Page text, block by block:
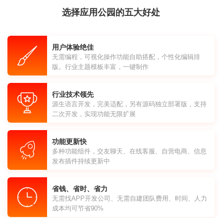
选择应用公园的五大好处
用户体验绝佳
无需编程，可视化操作功能自助搭配，个性化编辑排
版。行业主题模板丰富，一键制作
行业技术领先
源生语言开发，完美适配，另有源码独立部署版，支持
二次开发，实现功能无限扩展
功能更新快
多种功能组件，交友聊天、在线客服、自营电商、信息
发布插件持续更新中
省钱、省时、省力
无需找APP开发公司、无需自建团队费用、时间、人力
成本均可节省90%